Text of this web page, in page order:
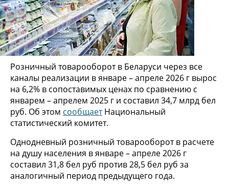
Розничный товарооборот в Беларуси через все
каналы реализации в январе – апреле 2026 г вырос
на 6,2% в сопоставимых ценах по сравнению с
январем – апрелем 2025 г и составил 34,7 млрд бел
руб. Об этом сообщаетНациональный
статистический комитет.
Однодневный розничный товарооборот в расчете
на душу населения в январе – апреле 2026 г
составил 31,8 бел руб против 28,5 бел руб за
аналогичный период предыдущего года.